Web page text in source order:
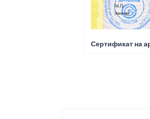
Сертификат на